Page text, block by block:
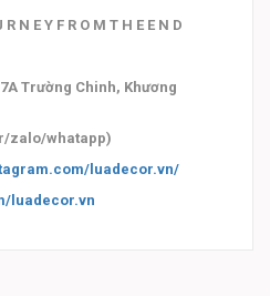
N E Y F R O M T H E E N D
Trường Chinh, Khương
zalo/whatapp)
luadecor.vn/
luadecor.vn